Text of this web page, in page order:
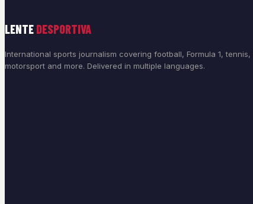
LENTE DESPORTIVA
International sports journalism covering football, Formula 1, tennis,
motorsport and more. Delivered in multiple languages.